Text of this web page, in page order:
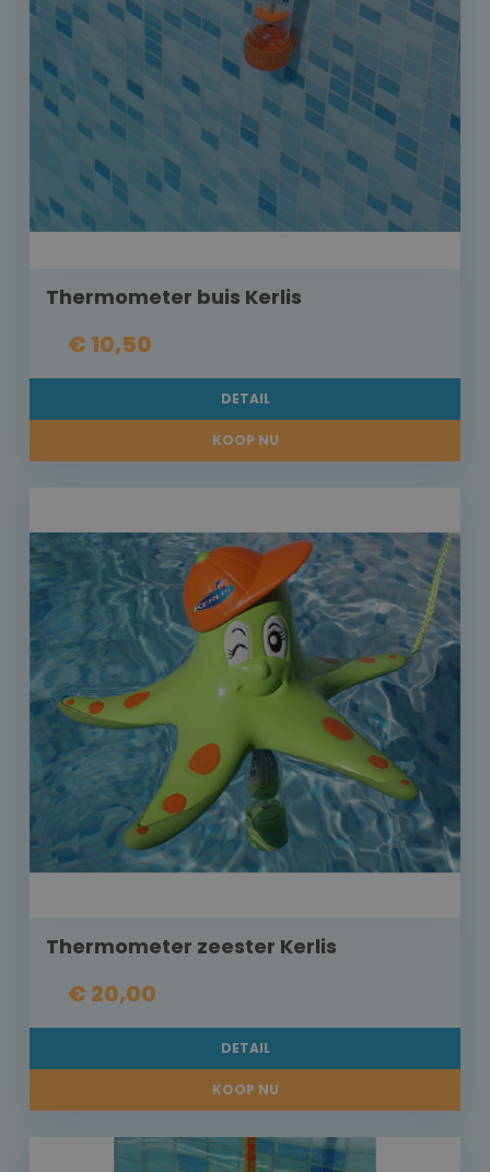
Thermometer buis Kerlis
€ 10,50
DETAIL
KOOP NU
Thermometer zeester Kerlis
€ 20,00
DETAIL
KOOP NU